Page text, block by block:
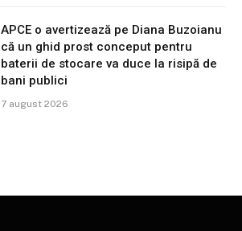
APCE o avertizează pe Diana Buzoianu
că un ghid prost conceput pentru
baterii de stocare va duce la risipă de
bani publici
7 august 2026